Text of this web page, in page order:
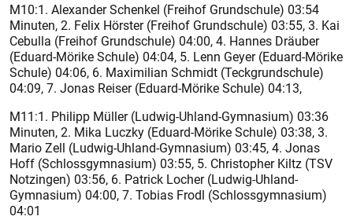
M10:1. Alexander Schenkel (Freihof Grundschule) 03:54
Minuten, 2. Felix Hörster (Freihof Grundschule) 03:55, 3. Kai
Cebulla (Freihof Grundschule) 04:00, 4. Hannes Dräuber
(Eduard-Mörike Schule) 04:04, 5. Lenn Geyer (Eduard-Mörike
Schule) 04:06, 6. Maximilian Schmidt (Teckgrundschule)
04:09, 7. Jonas Reiser (Eduard-Mörike Schule) 04:13,
M11:1. Philipp Müller (Ludwig-Uhland-Gymnasium) 03:36
Minuten, 2. Mika Luczky (Eduard-Mörike Schule) 03:38, 3.
Mario Zell (Ludwig-Uhland-Gymnasium) 03:45, 4. Jonas
Hoff (Schlossgymnasium) 03:55, 5. Christopher Kiltz (TSV
Notzingen) 03:56, 6. Patrick Locher (Ludwig-Uhland-
Gymnasium) 04:00, 7. Tobias Frodl (Schlossgymnasium)
04:01